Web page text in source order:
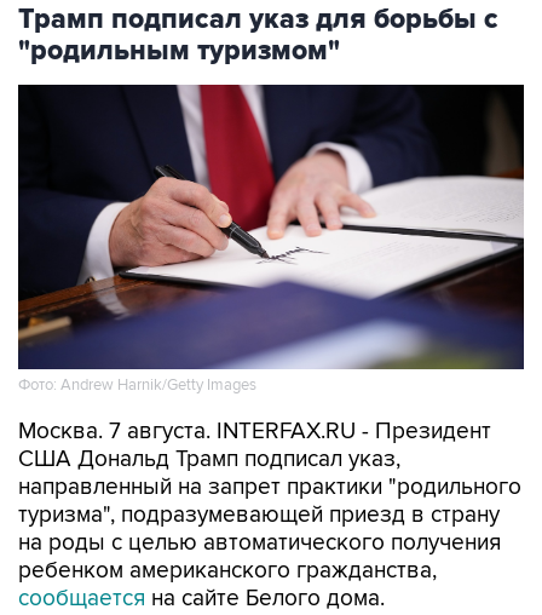
Трамп подписал указ для борьбы с
"родильным туризмом"
Фото: Andrew Harnik/Getty Images
Москва. 7 августа. INTERFAX.RU - Президент
США Дональд Трамп подписал указ,
направленный на запрет практики "родильного
туризма", подразумевающей приезд в страну
на роды с целью автоматического получения
ребенком американского гражданства,
сообщается на сайте Белого дома.